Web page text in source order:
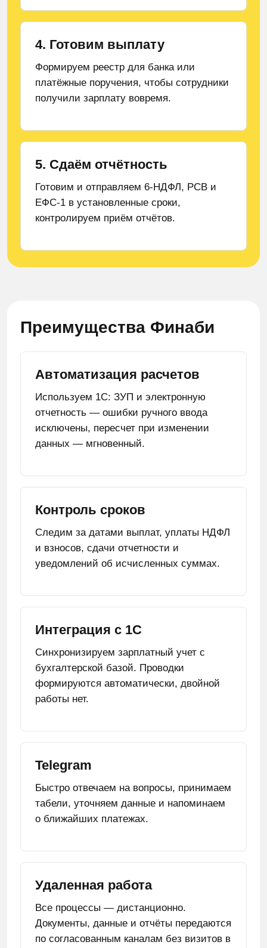
4. Готовим выплату
Формируем реестр для банка или
платёжные поручения, чтобы сотрудники
получили зарплату вовремя.
5. Сдаём отчётность
Готовим и отправляем 6-НДФЛ, РСВ и
ЕФС-1 в установленные сроки,
контролируем приём отчётов.
Преимущества Финаби
Автоматизация расчетов
Используем 1С: ЗУП и электронную
отчетность — ошибки ручного ввода
исключены, пересчет при изменении
данных — мгновенный.
Контроль сроков
Следим за датами выплат, уплаты НДФЛ
и взносов, сдачи отчетности и
уведомлений об исчисленных суммах.
Интеграция с 1С
Синхронизируем зарплатный учет с
бухгалтерской базой. Проводки
формируются автоматически, двойной
работы нет.
Telegram
Быстро отвечаем на вопросы, принимаем
табели, уточняем данные и напоминаем
о ближайших платежах.
Удаленная работа
Все процессы — дистанционно.
Документы, данные и отчёты передаются
по согласованным каналам без визитов в
бизнеса.
Получить консультацию
Нажимая «Отправить», вы соглашаетесь с
персональных данных